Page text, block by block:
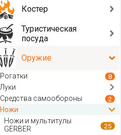
Костер
Туристическая
посуда
Оружие
Рогатки 8
Луки
Средства самообороны
2
Ножи
Ножи и мультитулы
GERBER
25